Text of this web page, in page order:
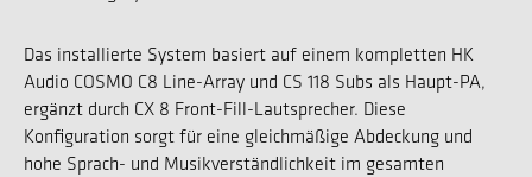
Das installierte System basiert auf einem kompletten HK
Audio COSMO C8 Line-Array und CS 118 Subs als Haupt-PA,
ergänzt durch CX 8 Front-Fill-Lautsprecher. Diese
Konfiguration sorgt für eine gleichmäßige Abdeckung und
hohe Sprach- und Musikverständlichkeit im gesamten